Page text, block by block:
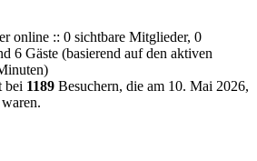
online :: 0 sichtbare Mitglieder, 0
6 Gäste (basierend auf den aktiven
bei 1189 Besuchern, die am 10. Mai 2026,